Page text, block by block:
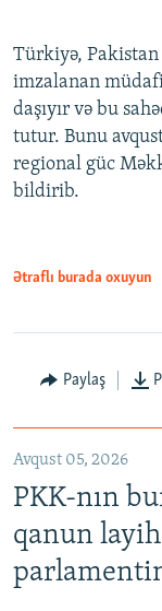
Türkiyə, Pakistan
imzalanan
daşıyır və bu
tutur. Bunu
regional güc
bildirib.
Ətraflı burada oxuyun
Paylaş
Avqust 05, 2026
PKK-nın
qanun